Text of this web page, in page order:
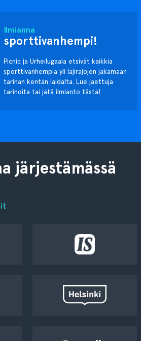
Ilmianna
sporttivanhempi!
Picnic ja Urheilugaala etsivät kaikkia
sporttivanhempia yli lajirajojen jakamaan
tarinan kentän laidalta. Lue jaettuja
tarinoita tai jätä ilmianto tästä!
järjestämässä